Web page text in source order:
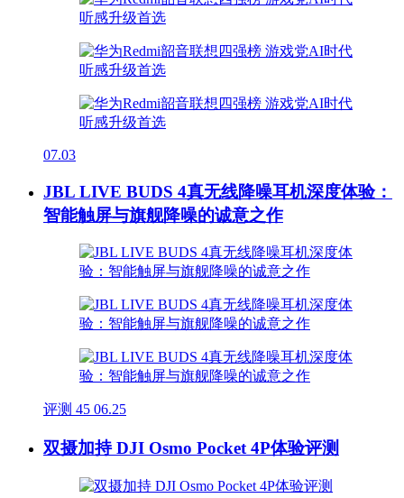
07.03
JBL LIVE BUDS 4真无线降噪耳机深度体验：
智能触屏与旗舰降噪的诚意之作
评测 45 06.25
双摄加持 DJI Osmo Pocket 4P体验评测